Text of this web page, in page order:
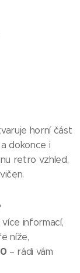
horní část
dokonce i
retro vzhled,
informací,
níže,
– rádi vám